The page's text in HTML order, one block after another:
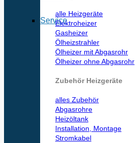
Service
alle Heizgeräte
Elektroheizer
Gasheizer
Ölheizstrahler
Ölheizer mit Abgasrohr
Ölheizer ohne Abgasrohr
Zubehör Heizgeräte
alles Zubehör
Abgasrohre
Heizöltank
Installation, Montage
Stromkabel